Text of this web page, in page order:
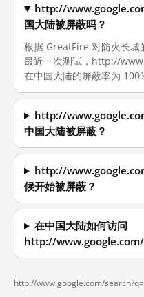
http://
国大陆被屏蔽吗？
根据 GreatFire 对防火长城
最近一次测试，http://
在中国大陆的屏蔽率为
http://
中国大陆被屏蔽？
http://
候开始被屏蔽？
在中国大陆如何访问
http://
http://www.google.com/